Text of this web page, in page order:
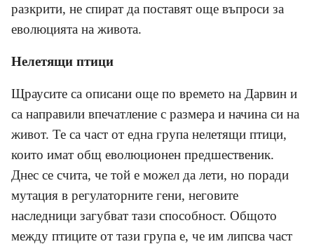
разкрити, не спират да поставят още въпроси за
еволюцията на живота.
Нелетящи птици
Щраусите са описани още по времето на Дарвин и
са направили впечатление с размера и начина си на
живот. Те са част от една група нелетящи птици,
които имат общ еволюционен предшественик.
Днес се счита, че той е можел да лети, но поради
мутация в регулаторните гени, неговите
наследници загубват тази способност. Общото
между птиците от тази група е, че им липсва част